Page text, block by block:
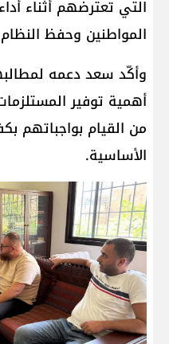
التي تعترضهم أثناء
المواطنين وحفظ
وأكّد سعد دعمه
أهمية توفير
من القيام بواجباتهم
الأساسية.